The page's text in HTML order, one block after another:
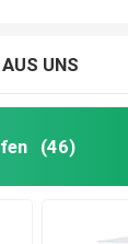
UNS
(46)